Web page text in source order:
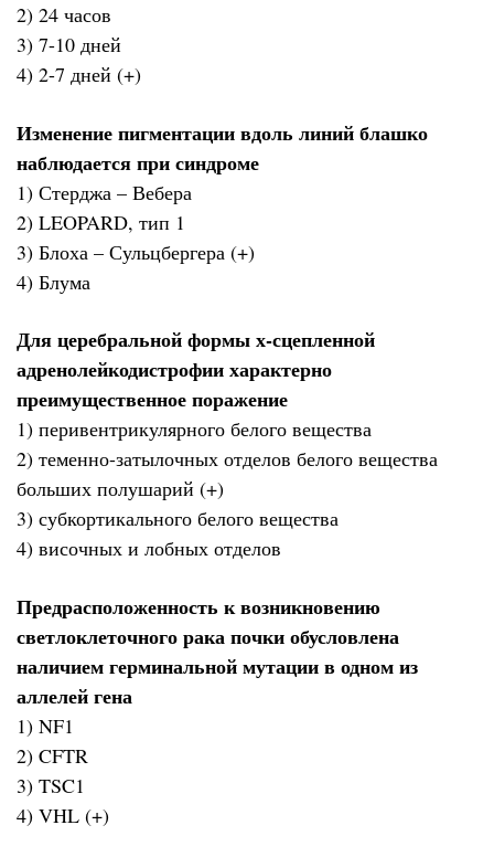
2) 24 часов
3) 7-10 дней
4) 2-7 дней (+)
Изменение пигментации вдоль линий блашко
наблюдается при синдроме
1) Стерджа – Вебера
2) LEOPARD, тип 1
3) Блоха – Сульцбергера (+)
4) Блума
Для церебральной формы х-сцепленной
адренолейкодистрофии характерно
преимущественное поражение
1) перивентрикулярного белого вещества
2) теменно-затылочных отделов белого вещества
больших полушарий (+)
3) субкортикального белого вещества
4) височных и лобных отделов
Предрасположенность к возникновению
светлоклеточного рака почки обусловлена
наличием герминальной мутации в одном из
аллелей гена
1) NF1
2) CFTR
3) TSC1
4) VHL (+)